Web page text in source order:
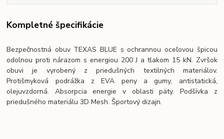
Kompletné špecifikácie
Bezpečnostná obuv TEXAS BLUE s ochrannou oceľovou špicou
odolnou proti nárazom s energiou 200 J a tlakom 15 kN. Zvršok
obuvi je vyrobený z priedušných textilných materiálov.
Protišmyková podrážka z EVA peny a gumy, antistatická,
olejuvzdorná. Absorpcia energie v oblasti päty. Podšívka z
priedušného materiálu 3D Mesh. Športový dizajn.